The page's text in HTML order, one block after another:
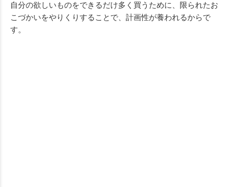
自分の欲しいものをできるだけ多く買うために、限られたお
こづかいをやりくりすることで、計画性が養われるからで
す。